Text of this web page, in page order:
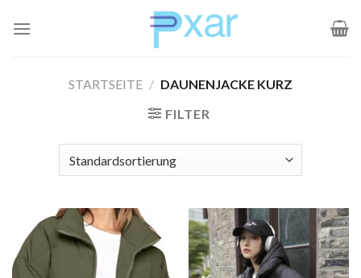
Inhalt
STARTSEITE / DAUNENJACKE KURZ
FILTER